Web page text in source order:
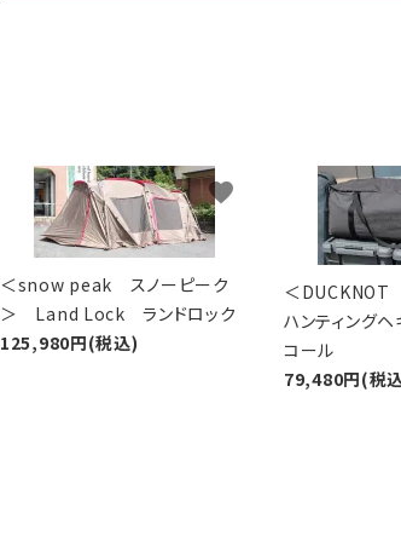
＜snow peak スノーピーク
＞ Land Lock ランドロック
125,980円(税込)
favorite
＜DUCKNOT
ハンティング
コール
79,480円(税